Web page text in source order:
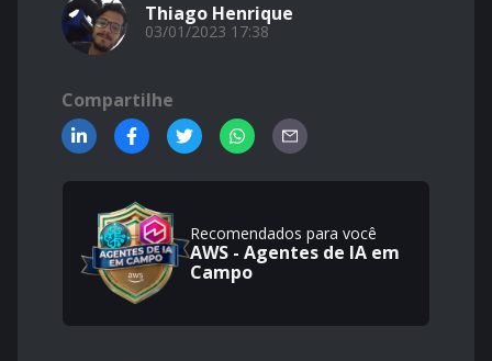
Thiago Henrique
03/01/2023 17:38
Compartilhe
Recomendados para você
AWS - Agentes de IA em
Campo